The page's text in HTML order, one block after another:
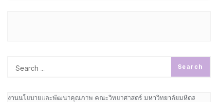
งานนโยบายและพัฒนาคุณภาพ คณะวิทยาศาสตร์ มหาวิทยาลัยมหิดล